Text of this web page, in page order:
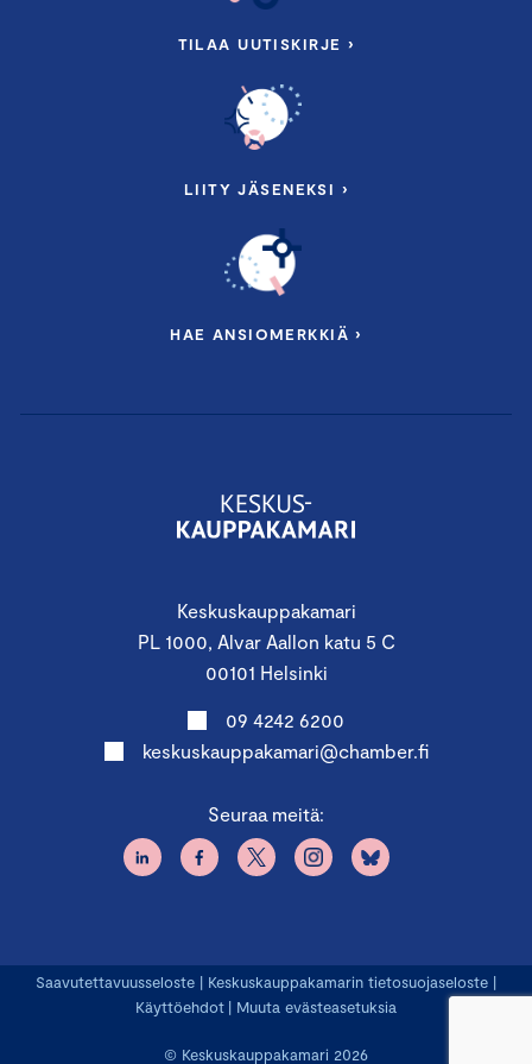
Keskuskauppakamari
PL 1000, Alvar Aallon katu 5 C
00101 Helsinki
09 4242 6200
keskuskauppakamari@chamber.fi
Seuraa meitä:
TILAA UUTISKIRJE ›
LIITY JÄSENEKSI ›
HAE ANSIOMERKKIÄ ›
© Keskuskauppakamari 2026
Saavutettavuusseloste | Keskuskauppakamarin tietosuojaseloste |
Käyttöehdot | Muuta evästeasetuksia